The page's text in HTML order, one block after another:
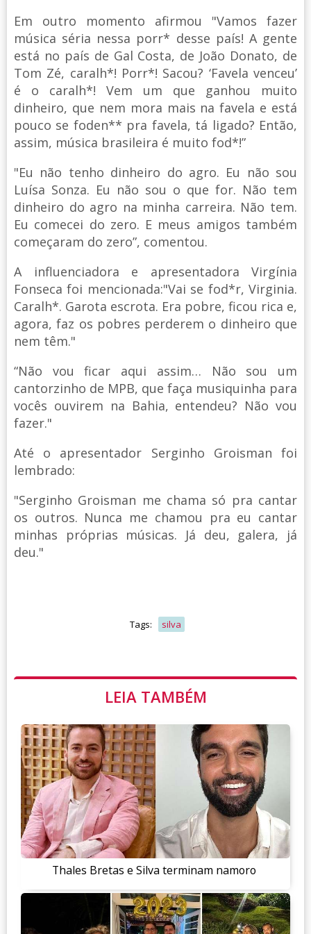
Em outro momento afirmou "Vamos fazer
música séria nessa porr* desse país! A gente
está no país de Gal Costa, de João Donato, de
Tom Zé, caralh*! Porr*! Sacou? ‘Favela venceu’
é o caralh*! Vem um que ganhou muito
dinheiro, que nem mora mais na favela e está
pouco se foden** pra favela, tá ligado? Então,
assim, música brasileira é muito fod*!”
"Eu não tenho dinheiro do agro. Eu não sou
Luísa Sonza. Eu não sou o que for. Não tem
dinheiro do agro na minha carreira. Não tem.
Eu comecei do zero. E meus amigos também
começaram do zero”, comentou.
A influenciadora e apresentadora Virgínia
Fonseca foi mencionada:"Vai se fod*r, Virginia.
Caralh*. Garota escrota. Era pobre, ficou rica e,
agora, faz os pobres perderem o dinheiro que
nem têm."
“Não vou ficar aqui assim… Não sou um
cantorzinho de MPB, que faça musiquinha para
vocês ouvirem na Bahia, entendeu? Não vou
fazer."
Até o apresentador Serginho Groisman foi
lembrado:
"Serginho Groisman me chama só pra cantar
os outros. Nunca me chamou pra eu cantar
minhas próprias músicas. Já deu, galera, já
deu."
Tags: silva
LEIA TAMBÉM
Thales Bretas e Silva terminam namoro